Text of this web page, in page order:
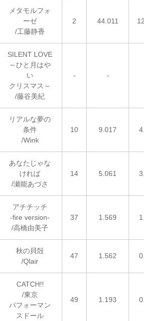
メタモルフォ
ーゼ
/工藤静香
2 44.011
SILENT LOVE
～ひと月はや
い
クリスマス～
/藤谷美紀
- -
リアルな夢の
条件
/Wink
10 9.017
あなたじゃな
ければ
/瀬能あづさ
14 5.061
アチチッチ
-fire version-
/高橋由美子
37 1.569
秋の貝殻
/Qlair
47 1.562
CATCH!!
/東京
パフォーマン
スドール
49 1.193